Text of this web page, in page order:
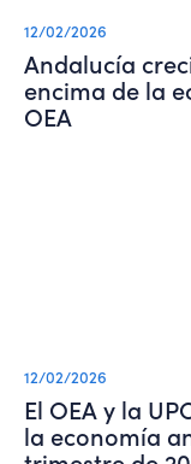
12/02/2026
Andalucía
encima de la
OEA
12/02/2026
El OEA y la
la economía